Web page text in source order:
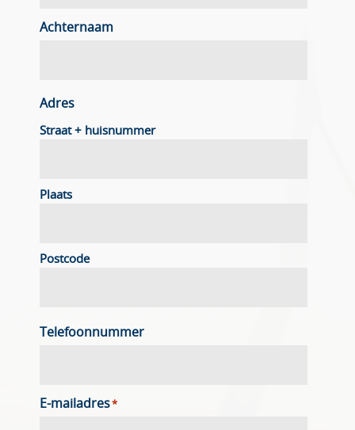
Achternaam
Adres
Straat + huisnummer
Plaats
Postcode
Telefoonnummer
E-mailadres*